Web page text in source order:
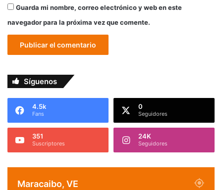
Guarda mi nombre, correo electrónico y web en este
navegador para la próxima vez que comente.
Síguenos
4.5k
Fans
0
Seguidores
351
Suscriptores
24K
Seguidores
Maracaibo, VE